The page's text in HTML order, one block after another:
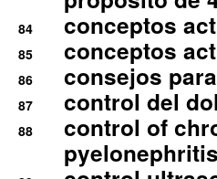
84 conceptos
85 conceptos
86 consejos
87 control del
88
control of